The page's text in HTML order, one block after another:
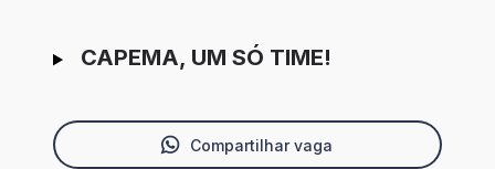
CAPEMA, UM SÓ TIME!
Compartilhar vaga